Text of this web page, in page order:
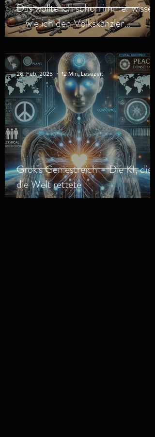
Das wollte ich schon immer wissen
– wie ich den Volkskanzler
abrüsten kann?
Grok's Geniestreich – Die KI, die
die Welt rettete
26. Feb. 2025 12 Min. Lesezeit